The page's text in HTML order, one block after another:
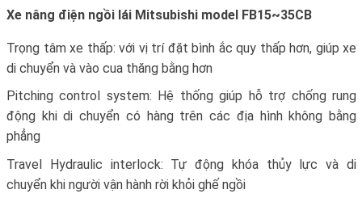
Xe nâng điện ngồi lái Mitsubishi model FB15~35CB
Trọng tâm xe thấp: với vị trí đặt bình ắc quy thấp hơn, giúp xe
di chuyển và vào cua thăng bằng hơn
Pitching control system: Hệ thống giúp hỗ trợ chống rung
động khi di chuyển có hàng trên các địa hình không bằng
phẳng
Travel Hydraulic interlock: Tự động khóa thủy lực và di
chuyển khi người vận hành rời khỏi ghế ngồi